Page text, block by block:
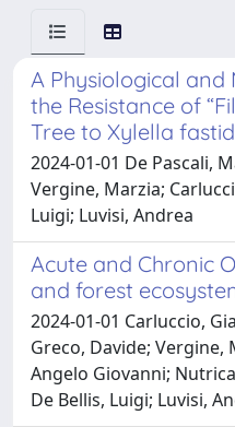
A Physiological and
the Resistance of
Tree to Xylella
2024-01-01 De Pascali,
Vergine, Marzia;
Luigi; Luvisi, Andrea
Acute and Chronic
and forest
2024-01-01 Carluccio,
Greco, Davide; Vergine,
Angelo Giovanni;
De Bellis, Luigi; Luvisi,